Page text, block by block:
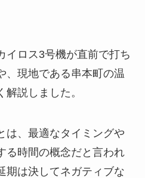
イロス3号機が直前で打ち
、現地である串本町の温
説しました。
は、最適なタイミングや
る時間の概念だと言われ
期は決してネガティブな